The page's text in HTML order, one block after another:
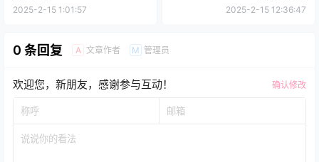
2025-2-15 1:01:57 2025-2-15 12:36:47
0 条回复 A 文章作者 M 管理员
欢迎您，新朋友，感谢参与互动！ 确认修改